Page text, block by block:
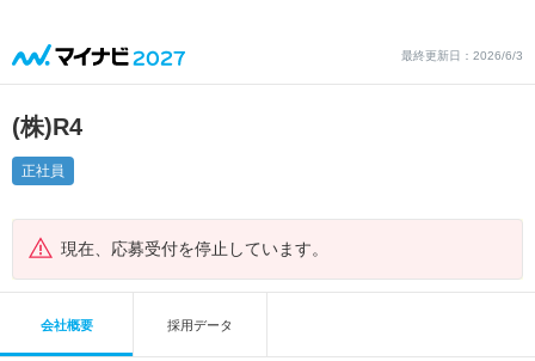
最終更新日：2026/6/3
(株)R4
正社員
現在、応募受付を停止しています。
会社概要 採用データ